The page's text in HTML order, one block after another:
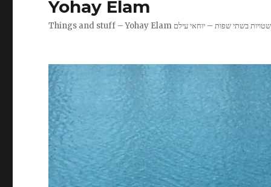
Yohay Elam
Things and stuff – Yohay Elam שטויות בשתי שפות – יוחאי עילם